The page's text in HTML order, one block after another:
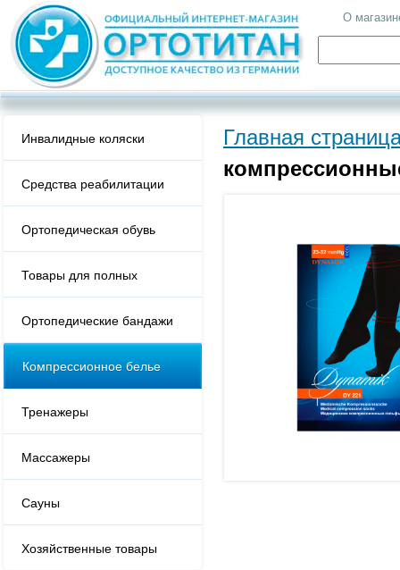
О
Инвалидные коляски
Средства реабилитации
Ортопедическая обувь
Товары для полных
Ортопедические бандажи
Компрессионное белье
Тренажеры
Массажеры
Сауны
Хозяйственные товары
Главная